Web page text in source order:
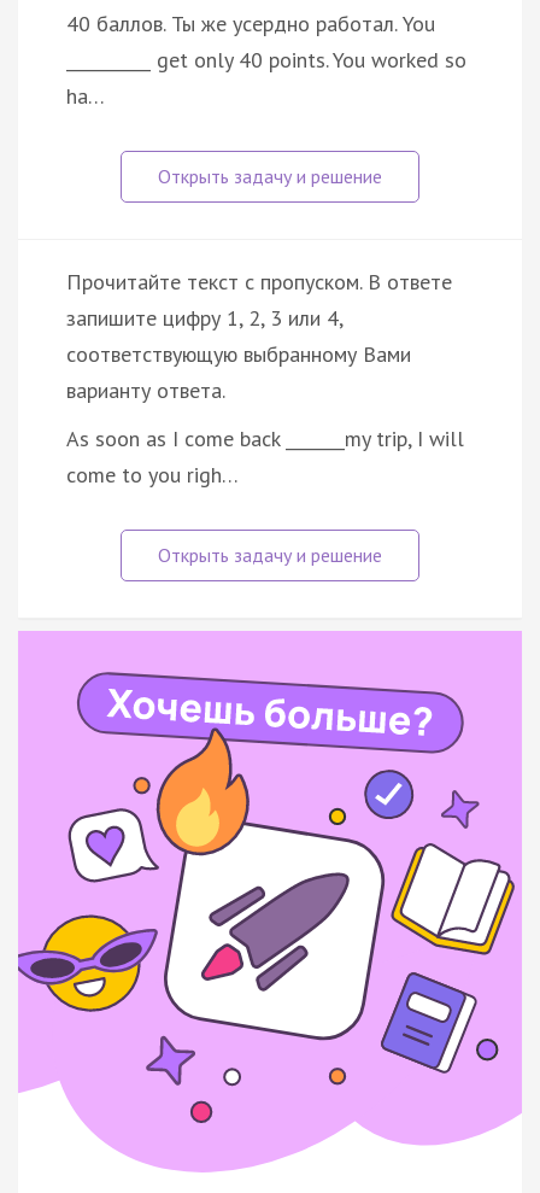
40 баллов. Ты же усердно работал. You
__________ get only 40 points. You worked so
ha…
Прочитайте текст с пропуском. В ответе
запишите цифру 1, 2, 3 или 4,
соответствующую выбранному Вами
варианту ответа.
As soon as I come back _______my trip, I will
come to you righ…